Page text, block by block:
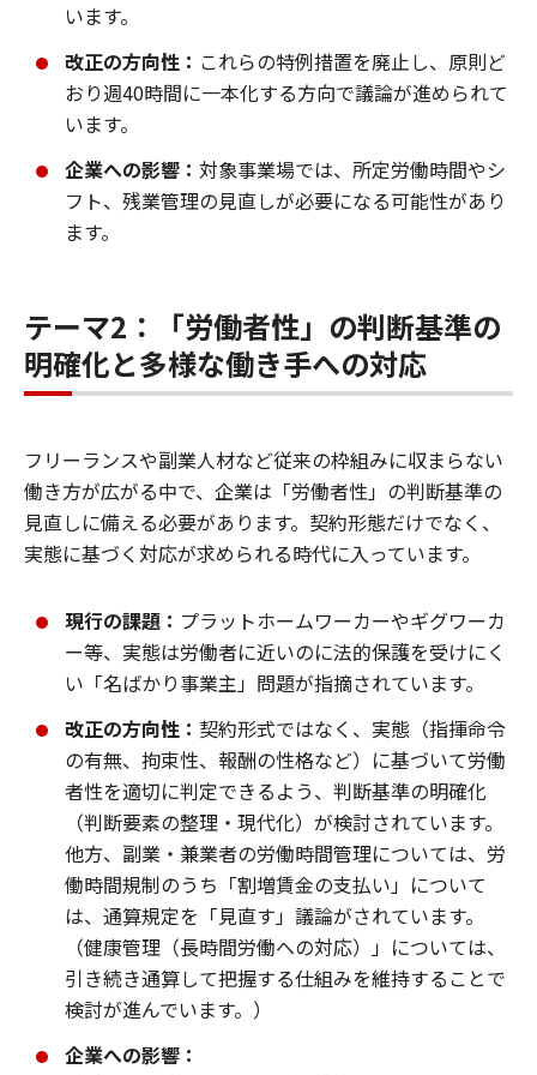
います。
改正の方向性： これらの特例措置を廃止し、原則ど
おり週40時間に一本化する方向で議論が進められて
います。
企業への影響： 対象事業場では、所定労働時間やシ
フト、残業管理の見直しが必要になる可能性があり
ます。
テーマ2：「労働者性」の判断基準の
明確化と多様な働き手への対応
フリーランスや副業人材など従来の枠組みに収まらない
働き方が広がる中で、企業は「労働者性」の判断基準の
見直しに備える必要があります。契約形態だけでなく、
実態に基づく対応が求められる時代に入っています。
現行の課題： プラットホームワーカーやギグワーカ
ー等、実態は労働者に近いのに法的保護を受けにく
い「名ばかり事業主」問題が指摘されています。
改正の方向性： 契約形式ではなく、実態（指揮命令
の有無、拘束性、報酬の性格など）に基づいて労働
者性を適切に判定できるよう、判断基準の明確化
（判断要素の整理・現代化）が検討されています。
他方、副業・兼業者の労働時間管理については、労
働時間規制のうち「割増賃金の支払い」について
は、通算規定を「見直す」議論がされています。
（健康管理（長時間労働への対応）」については、
引き続き通算して把握する仕組みを維持することで
検討が進んでいます。）
企業への影響：